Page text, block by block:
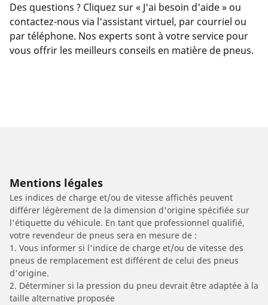
Des questions ? Cliquez sur « J'ai besoin d'aide » ou
contactez-nous via l'assistant virtuel, par courriel ou
par téléphone. Nos experts sont à votre service pour
vous offrir les meilleurs conseils en matière de pneus.
Mentions légales
Les indices de charge et/ou de vitesse affichés peuvent
différer légèrement de la dimension d'origine spécifiée sur
l'étiquette du véhicule. En tant que professionnel qualifié,
votre revendeur de pneus sera en mesure de :
1. Vous informer si l'indice de charge et/ou de vitesse des
pneus de remplacement est différent de celui des pneus
d'origine.
2. Déterminer si la pression du pneu devrait être adaptée à la
taille alternative proposée